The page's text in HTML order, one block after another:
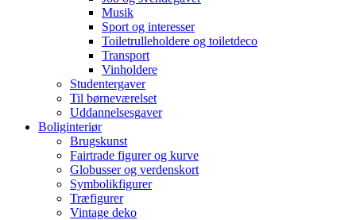
Musik
Sport og interesser
Toiletrulleholdere og toiletdeco
Transport
Vinholdere
Studentergaver
Til børneværelset
Uddannelsesgaver
Boliginteriør
Brugskunst
Fairtrade figurer og kurve
Globusser og verdenskort
Symbolikfigurer
Træfigurer
Vintage deko